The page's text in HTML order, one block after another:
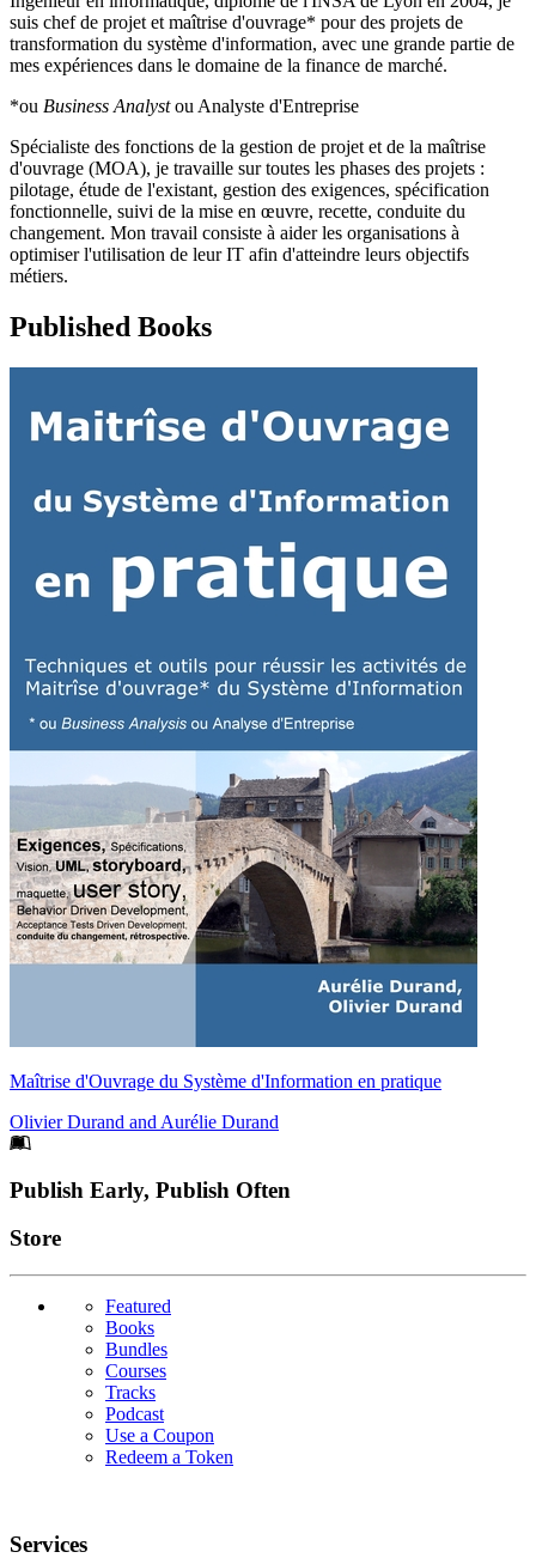
suis chef de projet et maîtrise d'ouvrage* pour des projets de
transformation du système d'information, avec une grande partie de
mes expériences dans le domaine de la finance de marché.
*ou Business Analystou Analyste d'Entreprise
Spécialiste des fonctions de la gestion de projet et de la maîtrise
d'ouvrage (MOA), je travaille sur toutes les phases des projets :
pilotage, étude de l'existant, gestion des exigences, spécification
fonctionnelle, suivi de la mise en œuvre, recette, conduite du
changement. Mon travail consiste à aider les organisations à
optimiser l'utilisation de leur IT afin d'atteindre leurs objectifs
métiers.
Published Books
Maîtrise d'Ouvrage du Système d'Information en pratique
Olivier Durand and Aurélie Durand
Footer
Publish Early, Publish Often
Links
Store
Featured
Books
Bundles
Courses
Tracks
Podcast
Use a Coupon
Redeem a Token
Services